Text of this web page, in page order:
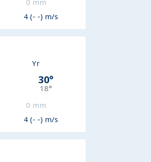
0 mm
4 (- -) m/s
Yr
30°
18°
0 mm
4 (- -) m/s